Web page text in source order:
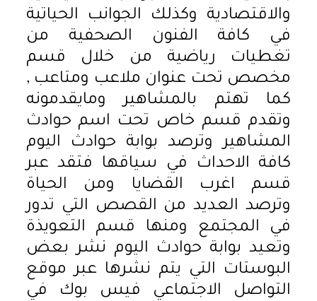
والاقتصادية وكذلك الجوانب الحياتية
في كافة الفنون الصحفية من
تغطيات رياضية من خلال قسم
مخصص تحت عنوان ملاعب ومتاعب ,
كما تهتم بالمشاهير ومايقدمونه
وتقدم قسم خاص تحت اسم حوادث
المشاهير وترصد بوابة حوادث اليوم
كافة الاحداث في سياقها فتقد عبر
قسم اغرب القضايا ومن الحياة
وترصد العديد من القصص التي تدور
في المجتمع ومنها قسم التعويذة
وتعيد بوابة حوادث اليوم نشر بعض
البوستات التي يتم نشرها عبر موقع
التواصل الاجتماعي فيس بوك في